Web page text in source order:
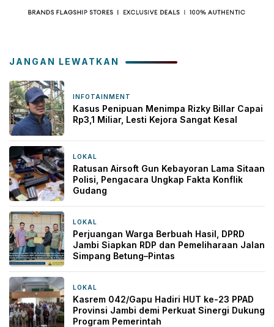
JANGAN LEWATKAN
INFOTAINMENT
Kasus Penipuan Menimpa Rizky Billar Capai
Rp3,1 Miliar, Lesti Kejora Sangat Kesal
LOKAL
Ratusan Airsoft Gun Kebayoran Lama Sitaan
Polisi, Pengacara Ungkap Fakta Konflik
Gudang
LOKAL
Perjuangan Warga Berbuah Hasil, DPRD
Jambi Siapkan RDP dan Pemeliharaan Jalan
Simpang Betung–Pintas
LOKAL
Kasrem 042/Gapu Hadiri HUT ke-23 PPAD
Provinsi Jambi demi Perkuat Sinergi Dukung
Program Pemerintah